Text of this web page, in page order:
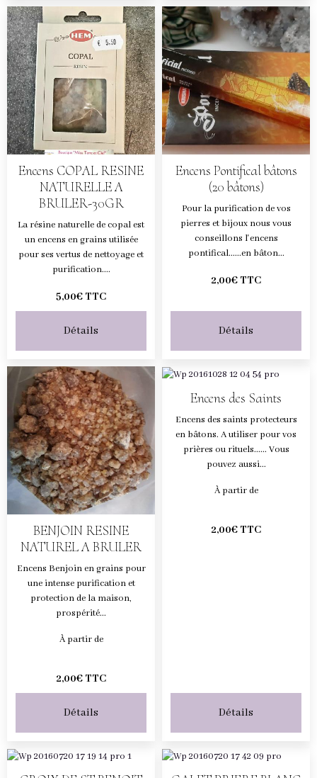
Encens COPAL RESINE
NATURELLE A
BRULER-30GR
La résine naturelle de copal est
un encens en grains utilisée
pour ses vertus de nettoyage et
purification....
5,00€ TTC
Détails
Encens Pontifical bâtons
(20 bâtons)
Pour la purification de vos
pierres et bijoux nous vous
conseillons l'encens
pontifical......en bâton...
2,00€ TTC
Détails
BENJOIN RESINE
NATUREL A BRULER
Encens Benjoin en grains pour
une intense purification et
protection de la maison,
prospérité...
À partir de
2,00€ TTC
Détails
Encens des Saints
Encens des saints protecteurs
en bâtons. A utiliser pour vos
prières ou rituels...... Vous
pouvez aussi...
À partir de
2,00€ TTC
Détails